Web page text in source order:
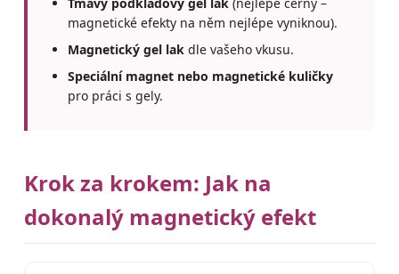
magnetické efekty na něm nejlépe vyniknou).
Magnetický gel lak dle vašeho vkusu.
Speciální magnet nebo magnetické kuličky
pro práci s gely.
Krok za krokem: Jak na
dokonalý magnetický efekt